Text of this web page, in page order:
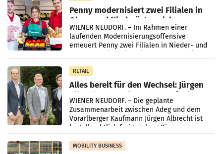
Penny modernisiert zwei Filialen in
Ober- und Niederösterreich
WIENER NEUDORF. – Im Rahmen einer
laufenden Modernisierungsoffensive
erneuert Penny zwei Filialen in Nieder- und
RETAIL
Alles bereit für den Wechsel: Jürgen
Albrecht setzt ab 1.1.2027 auf Adeg
WIENER NEUDORF. – Die geplante
Zusammenarbeit zwischen Adeg und dem
Vorarlberger Kaufmann Jürgen Albrecht ist
kartellrechtlich freigegeben: Die
Bundeswettbewerbsbehörde und der
Bundeskartellanwalt
MOBILITY BUSINESS